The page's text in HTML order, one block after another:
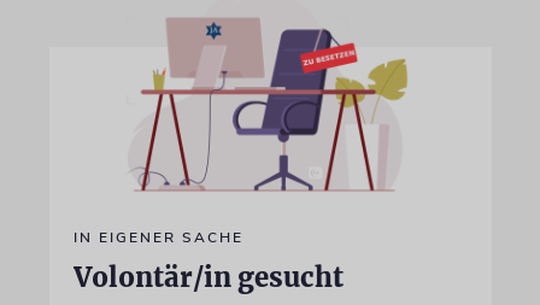
IN EIGENER SACHE
Volontär/in gesucht